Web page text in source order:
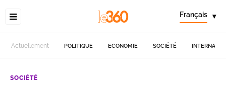
Français ▾
Actuellement POLITIQUE ECONOMIE SOCIÉTÉ
SOCIÉTÉ